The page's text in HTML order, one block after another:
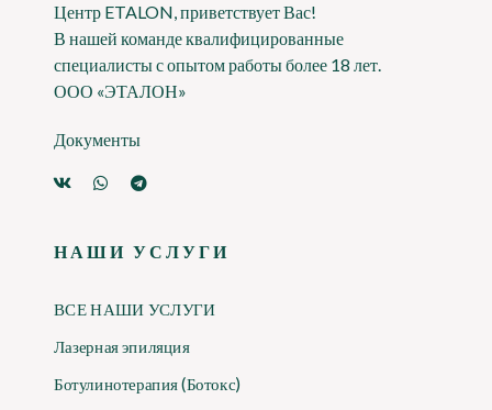
Центр ETALON, приветствует Вас!
В нашей команде квалифицированные
специалисты с опытом работы более 18 лет.
ООО «ЭТАЛОН»
Документы
НАШИ УСЛУГИ
ВСЕ НАШИ УСЛУГИ
Лазерная эпиляция
Ботулинотерапия (Ботокс)